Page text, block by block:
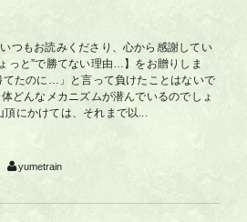
つもお読みくださり、心から感謝してい
っと”で勝てない理由…】をお贈りしま
たのに…」と言って負けたことはないで
どんなメカニズムが潜んでいるのでしょ
にかけては、それまで以...
yumetrain